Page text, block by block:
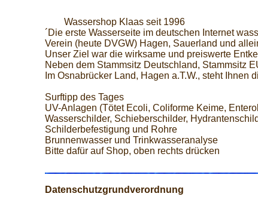
Wassershop Klaas seit 1996
´Die erste Wasserseite im deutschen Internet
Verein (heute DVGW) Hagen, Sauerland und
Unser Ziel war die wirksame und preiswerte
Neben dem Stammsitz Deutschland, Stammsitz
Im Osnabrücker Land, Hagen a.T.W., steht
Surftipp des Tages
UV-Anlagen (Tötet Ecoli, Coliforme Keime,
Wasserschilder, Schieberschilder,
Schilderbefestigung und Rohre
Brunnenwasser und Trinkwasseranalyse
Bitte dafür auf Shop, oben rechts drücken
Datenschutzgrundverordnung